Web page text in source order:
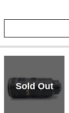
Sold Out